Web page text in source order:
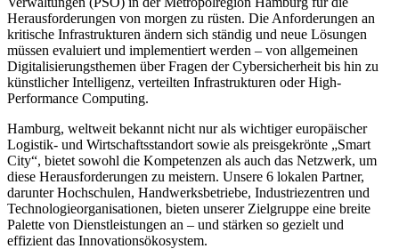
Herausforderungen von morgen zu rüsten. Die Anforderungen an
kritische Infrastrukturen ändern sich ständig und neue Lösungen
müssen evaluiert und implementiert werden – von allgemeinen
Digitalisierungsthemen über Fragen der Cybersicherheit bis hin zu
künstlicher Intelligenz, verteilten Infrastrukturen oder High-
Performance Computing.
Hamburg, weltweit bekannt nicht nur als wichtiger europäischer
Logistik- und Wirtschaftsstandort sowie als preisgekrönte „Smart
City“, bietet sowohl die Kompetenzen als auch das Netzwerk, um
diese Herausforderungen zu meistern. Unsere 6 lokalen Partner,
darunter Hochschulen, Handwerksbetriebe, Industriezentren und
Technologieorganisationen, bieten unserer Zielgruppe eine breite
Palette von Dienstleistungen an – und stärken so gezielt und
effizient das Innovationsökosystem.